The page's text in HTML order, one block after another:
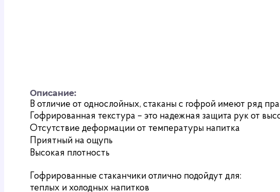
Описание:
В отличие от однослойных, стаканы с гофрой имеют ряд
Гофрированная текстура – это надежная защита рук от
Отсутствие деформации от температуры напитка
Приятный на ощупь
Высокая плотность
Гофрированные стаканчики отлично подойдут для:
теплых и холодных напитков